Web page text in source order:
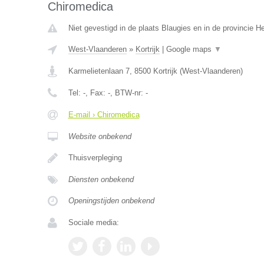
Chiromedica
Niet gevestigd in de plaats Blaugies en in de provincie
West-Vlaanderen» Kortrijk| Google maps ▼
Karmelietenlaan 7, 8500 Kortrijk(West-Vlaanderen)
Tel: -, Fax: -, BTW-nr: -
E-mail › Chiromedica
Website onbekend
Thuisverpleging
Diensten onbekend
Openingstijden onbekend
Sociale media: